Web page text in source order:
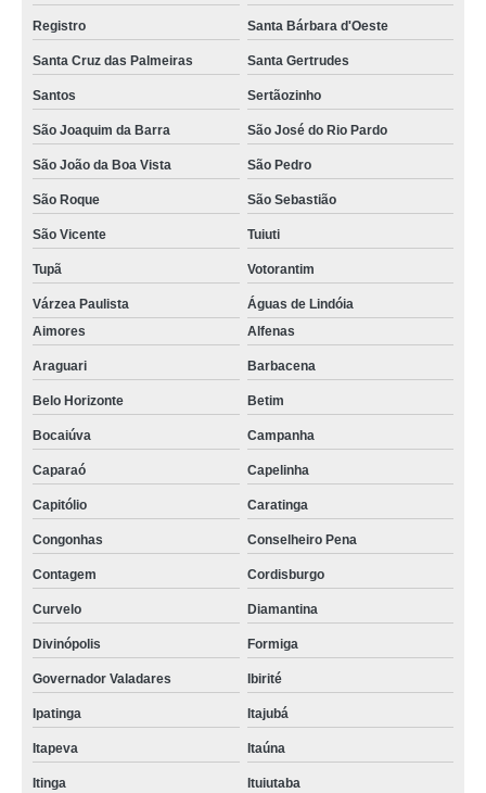
Registro Santa Bárbara d'Oeste
Santa Cruz das Palmeiras Santa Gertrudes
Santos Sertãozinho
São Joaquim da Barra São José do Rio Pardo
São João da Boa Vista São Pedro
São Roque São Sebastião
São Vicente Tuiuti
Tupã Votorantim
Várzea Paulista
Águas de Lindóia
Aimores
Alfenas
Araguari Barbacena
Belo Horizonte Betim
Bocaiúva Campanha
Caparaó Capelinha
Capitólio Caratinga
Congonhas Conselheiro Pena
Contagem Cordisburgo
Curvelo Diamantina
Divinópolis Formiga
Governador Valadares Ibirité
Ipatinga Itajubá
Itapeva Itaúna
Itinga Ituiutaba